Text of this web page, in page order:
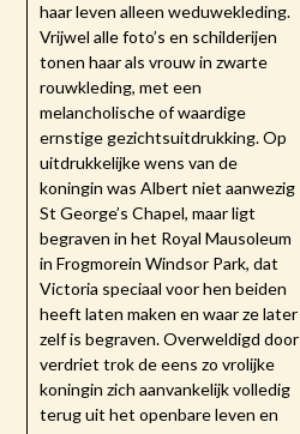
haar leven alleen weduwekleding.
Vrijwel alle foto’s en schilderijen
tonen haar als vrouw in zwarte
rouwkleding, met een
melancholische of waardige
ernstige gezichtsuitdrukking. Op
uitdrukkelijke wens van de
koningin was Albert niet aanwezig
St George’s Chapel, maar ligt
begraven in het Royal Mausoleum
in Frogmorein Windsor Park, dat
Victoria speciaal voor hen beiden
heeft laten maken en waar ze later
zelf is begraven. Overweldigd door
verdriet trok de eens zo vrolijke
koningin zich aanvankelijk volledig
terug uit het openbare leven en